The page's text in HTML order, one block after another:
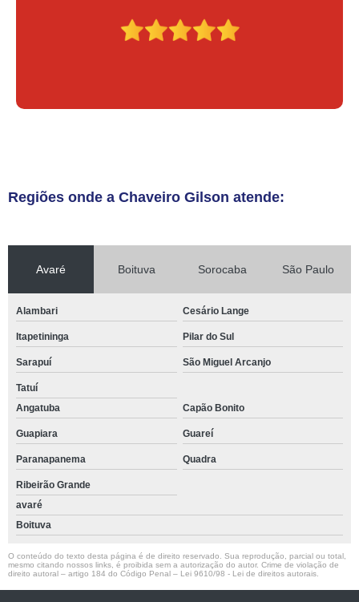
Regiões onde a Chaveiro Gilson atende:
Avaré Boituva Sorocaba São Paulo
Alambari Cesário Lange
Itapetininga Pilar do Sul
Sarapuí São Miguel Arcanjo
Tatuí
Angatuba
Capão Bonito
Guapiara Guareí
Paranapanema Quadra
Ribeirão Grande
avaré
Boituva
O conteúdo do texto desta página é de direito reservado. Sua reprodução, parcial ou total,
mesmo citando nossos links, é proibida sem a autorização do autor. Crime de violação de
direito autoral – artigo 184 do Código Penal – Lei 9610/98 - Lei de direitos autorais